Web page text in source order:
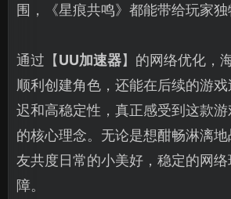
围，《星痕共鸣》都能带给玩家独
通过【UU加速器】的网络优化，
顺利创建角色，还能在后续的游
迟和高稳定性，真正感受到这款游
的核心理念。无论是想酣畅淋漓
友共度日常的小美好，稳定的网
障。